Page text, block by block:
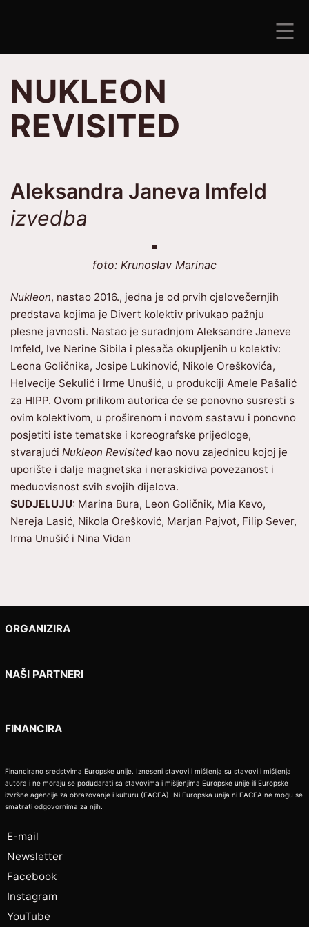
NUKLEON
REVISITED
Aleksandra Janeva Imfeld
izvedba
foto: Krunoslav Marinac
Nukleon, nastao 2016., jedna je od prvih cjelovečernjih
predstava kojima je Divert kolektiv privukao pažnju
plesne javnosti. Nastao je suradnjom Aleksandre Janeve
Imfeld, Ive Nerine Sibila i plesača okupljenih u kolektiv:
Leona Goličnika, Josipe Lukinović, Nikole Oreškovića,
Helvecije Sekulić i Irme Unušić, u produkciji Amele Pašalić
za HIPP. Ovom prilikom autorica će se ponovno susresti s
ovim kolektivom, u proširenom i novom sastavu i ponovno
posjetiti iste tematske i koreografske prijedloge,
stvarajući Nukleon Revisitedkao novu zajednicu kojoj je
uporište i dalje magnetska i neraskidiva povezanost i
međuovisnost svih svojih dijelova.
SUDJELUJU: Marina Bura, Leon Goličnik, Mia Kevo,
Nereja Lasić, Nikola Orešković, Marjan Pajvot, Filip Sever,
Irma Unušić i Nina Vidan
ORGANIZIRA
NAŠI PARTNERI
FINANCIRA
Financirano sredstvima Europske unije. Izneseni stavovi i mišljenja su stavovi i mišljenja
autora i ne moraju se podudarati sa stavovima i mišljenjima Europske unije ili Europske
izvršne agencije za obrazovanje i kulturu (EACEA). Ni Europska unija ni EACEA ne mogu se
smatrati odgovornima za njih.
E-mail
Newsletter
Facebook
Instagram
YouTube